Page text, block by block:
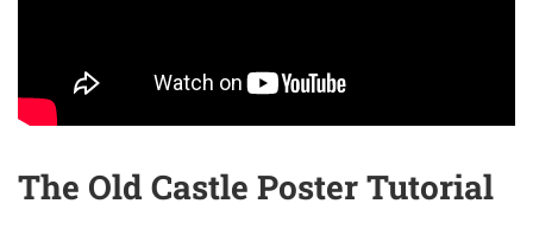
The Old Castle Poster Tutorial